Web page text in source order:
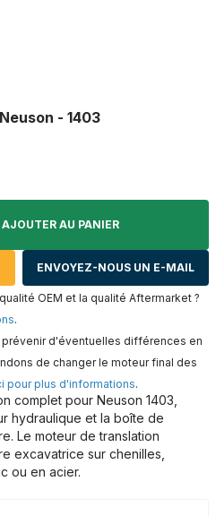
- 1403
AJOUTER AU PANIER
ENVOYEZ-NOUS UN E-MAIL
OEM et la qualité Aftermarket ?
.
d'éventuelles différences en
de changer le moteur final des
pour plus d'informations.
complet pour Neuson 1403,
hydraulique et la boîte de
Le moteur de translation
excavatrice sur chenilles,
ou en acier.